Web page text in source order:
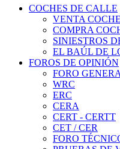
COCHES DE CALLE
VENTA
COMPRA
SINIESTROS
EL BAÚL DE
FOROS DE OPINIÓN
FORO
WRC
ERC
CERA
CERT - CERTT
CET / CER
FORO